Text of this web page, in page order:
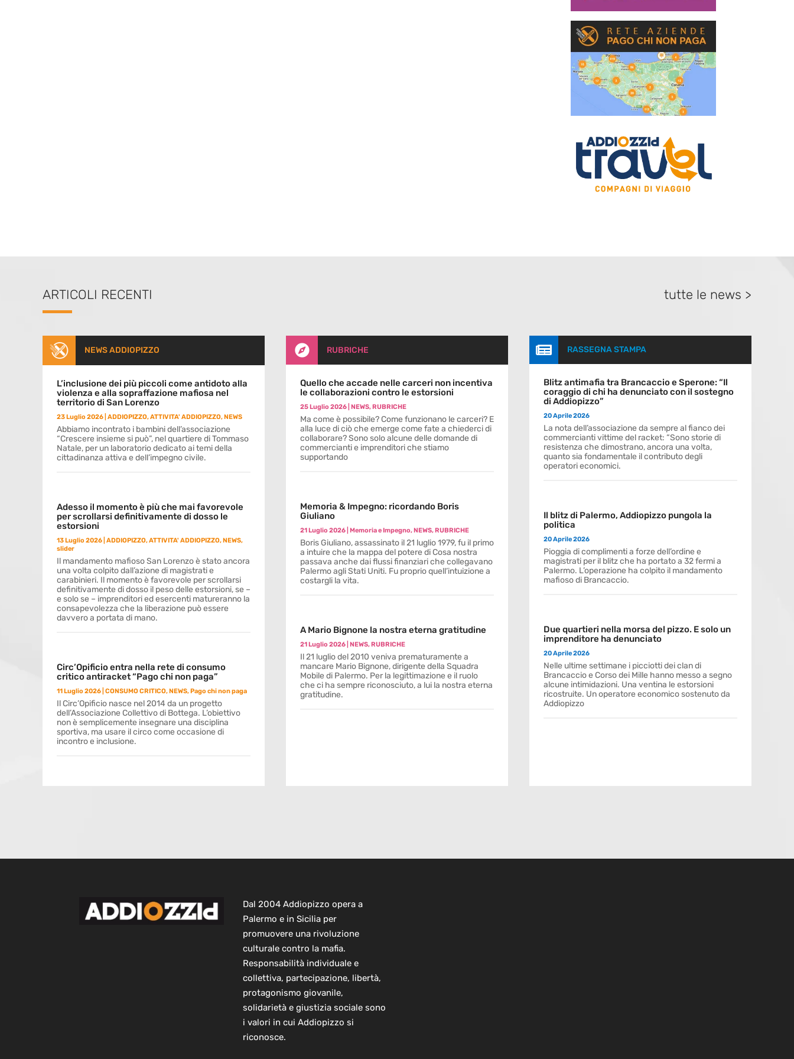
ARTICOLI RECENTI tutte le news >
NEWS ADDIOPIZZO
L’inclusione dei più piccoli come antidoto alla
violenza e alla sopraffazione mafiosa nel
territorio di San Lorenzo
23 Luglio 2026 ADDIOPIZZO,ATTIVITA' ADDIOPIZZO,NEWS
Abbiamo incontrato i bambini dell’associazione
“Crescere insieme si può”, nel quartiere di Tommaso
Natale, per un laboratorio dedicato ai temi della
cittadinanza attiva e dell’impegno civile.
Adesso il momento è più che mai favorevole
per scrollarsi definitivamente di dosso le
estorsioni
13 Luglio 2026 ADDIOPIZZO,ATTIVITA' ADDIOPIZZO,NEWS,
slider
Il mandamento mafioso San Lorenzo è stato ancora
una volta colpito dall’azione di magistrati e
carabinieri. Il momento è favorevole per scrollarsi
definitivamente di dosso il peso delle estorsioni, se –
e solo se – imprenditori ed esercenti matureranno la
consapevolezza che la liberazione può essere
davvero a portata di mano.
Circ’Opificio entra nella rete di consumo
critico antiracket “Pago chi non paga”
11 Luglio 2026 CONSUMO CRITICO,NEWS,Pago chi non paga
Il Circ’Opificio nasce nel 2014 da un progetto
dell’Associazione Collettivo di Bottega. L’obiettivo
non è semplicemente insegnare una disciplina
sportiva, ma usare il circo come occasione di
incontro e inclusione.
 RUBRICHE
Quello che accade nelle carceri non incentiva
le collaborazioni contro le estorsioni
25 Luglio 2026| NEWS,RUBRICHE
Ma come è possibile? Come funzionano le carceri? E
alla luce di ciò che emerge come fate a chiederci di
collaborare? Sono solo alcune delle domande di
commercianti e imprenditori che stiamo
supportando
Memoria & Impegno: ricordando Boris
Giuliano
21 Luglio 2026| Memoria e Impegno,NEWS,RUBRICHE
Boris Giuliano, assassinato il 21 luglio 1979, fu il primo
a intuire che la mappa del potere di Cosa nostra
passava anche dai flussi finanziari che collegavano
Palermo agli Stati Uniti. Fu proprio quell’intuizione a
costargli la vita.
A Mario Bignone la nostra eterna gratitudine
21 Luglio 2026| NEWS,RUBRICHE
Il 21 luglio del 2010 veniva prematuramente a
mancare Mario Bignone, dirigente della Squadra
Mobile di Palermo. Per la legittimazione e il ruolo
che ci ha sempre riconosciuto, a lui la nostra eterna
gratitudine.
 RASSEGNA STAMPA
Blitz antimafia tra Brancaccio e Sperone: “Il
coraggio di chi ha denunciato con il sostegno
di Addiopizzo”
20 Aprile 2026
La nota dell’associazione da sempre al fianco dei
commercianti vittime del racket: “Sono storie di
resistenza che dimostrano, ancora una volta,
quanto sia fondamentale il contributo degli
operatori economici.
Il blitz di Palermo, Addiopizzo pungola la
politica
20 Aprile 2026
Pioggia di complimenti a forze dell’ordine e
magistrati per il blitz che ha portato a 32 fermi a
Palermo. L’operazione ha colpito il mandamento
mafioso di Brancaccio.
Due quartieri nella morsa del pizzo. E solo un
imprenditore ha denunciato
20 Aprile 2026
Nelle ultime settimane i picciotti dei clan di
Brancaccio e Corso dei Mille hanno messo a segno
alcune intimidazioni. Una ventina le estorsioni
ricostruite. Un operatore economico sostenuto da
Addiopizzo
Dal 2004 Addiopizzo opera a
Palermo e in Sicilia per
promuovere una rivoluzione
culturale contro la mafia.
Responsabilità individuale e
collettiva, partecipazione, libertà,
protagonismo giovanile,
solidarietà e giustizia sociale sono
i valori in cui Addiopizzo si
riconosce.